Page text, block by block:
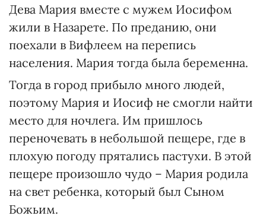
Дева Мария вместе с мужем Иосифом
жили в Назарете. По преданию, они
поехали в Вифлеем на перепись
населения. Мария тогда была беременна.
Тогда в город прибыло много людей,
поэтому Мария и Иосиф не смогли найти
место для ночлега. Им пришлось
переночевать в небольшой пещере, где в
плохую погоду прятались пастухи. В этой
пещере произошло чудо – Мария родила
на свет ребенка, который был Сыном
Божьим.